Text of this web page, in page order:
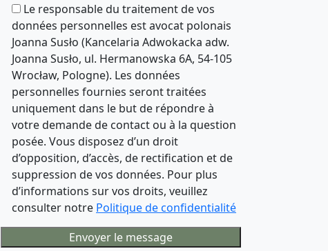
Le responsable du traitement de vos
données personnelles est avocat polonais
Joanna Susło (Kancelaria Adwokacka adw.
Joanna Susło, ul. Hermanowska 6A, 54-105
Wrocław, Pologne). Les données
personnelles fournies seront traitées
uniquement dans le but de répondre à
votre demande de contact ou à la question
posée. Vous disposez d’un droit
d’opposition, d’accès, de rectification et de
suppression de vos données. Pour plus
d’informations sur vos droits, veuillez
consulter notre Politique de confidentialité